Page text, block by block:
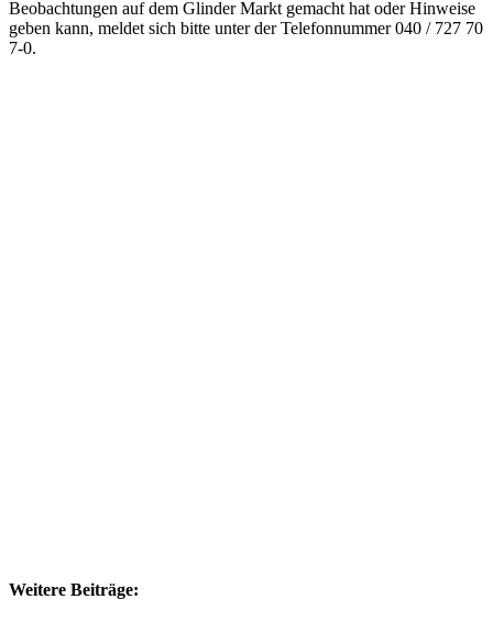
Beobachtungen auf dem Glinder Markt gemacht hat oder Hinweise
geben kann, meldet sich bitte unter der Telefonnummer 040 / 727 70
7-0.
Weitere Beiträge: